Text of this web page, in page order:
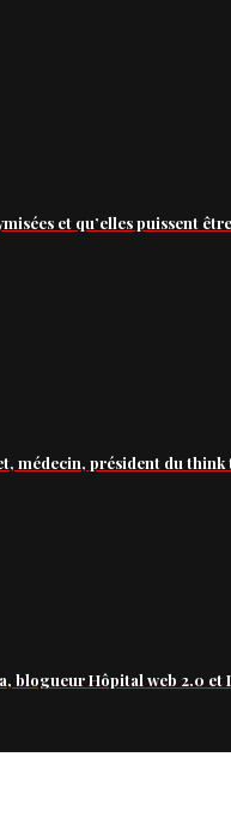
et qu’elles puissent
médecin, président du think
blogueur Hôpital web 2.0 et